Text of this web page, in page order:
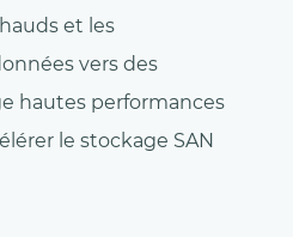
et les
vers des
hautes performances
le stockage SAN